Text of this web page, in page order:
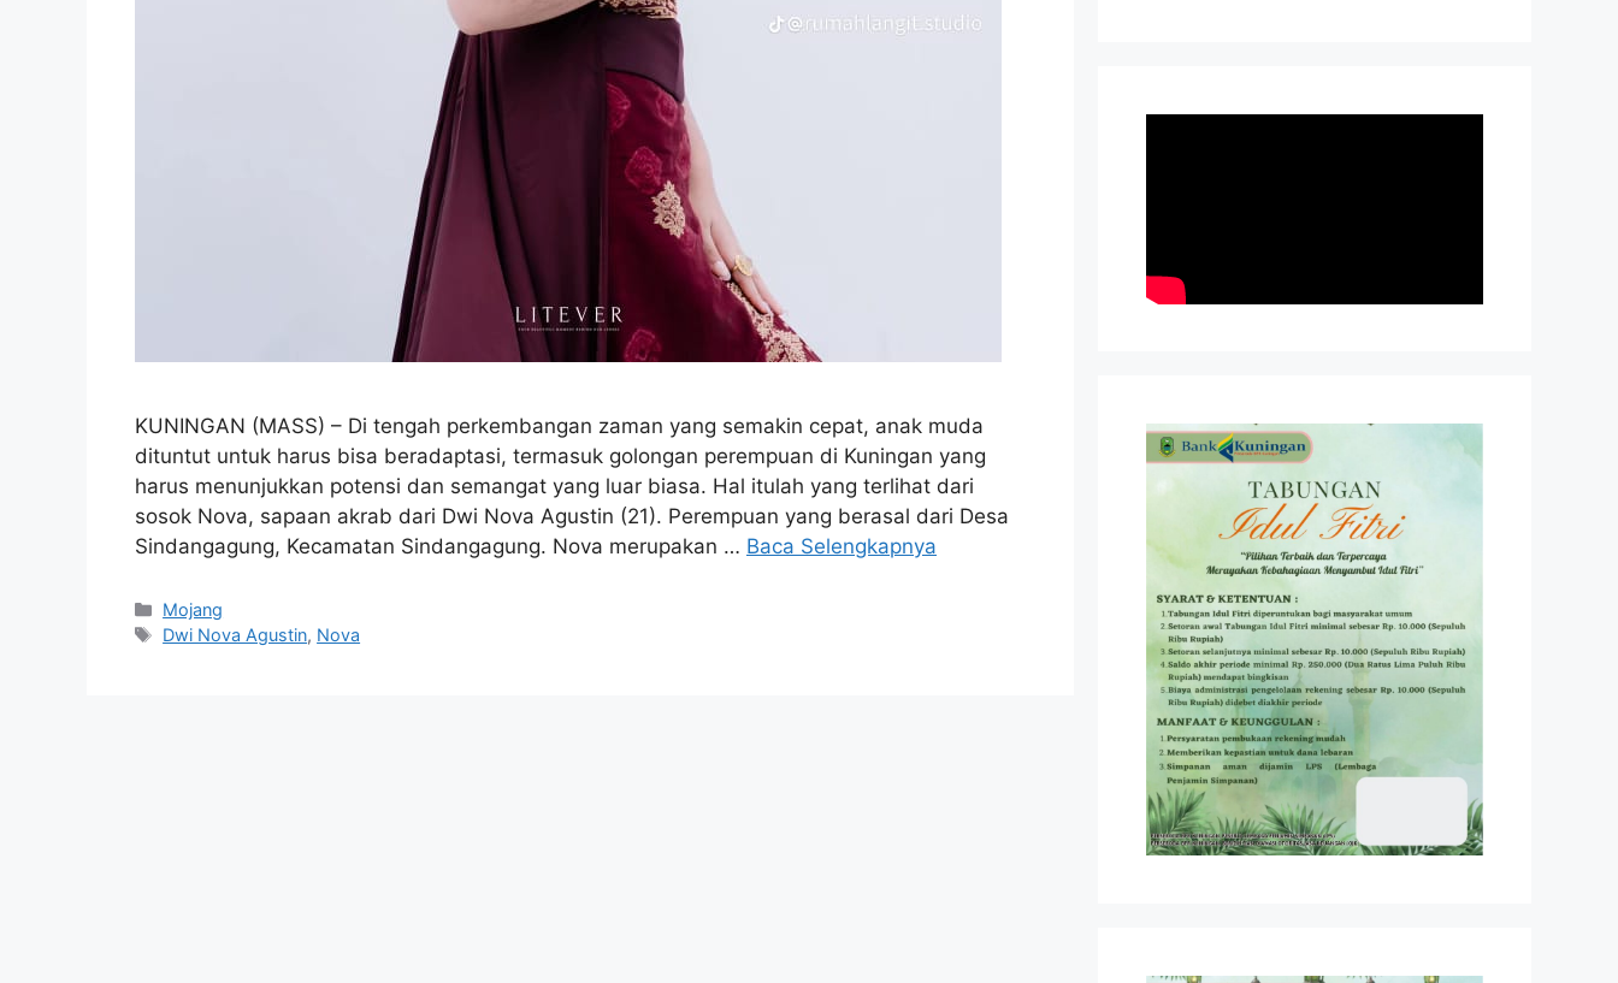
KUNINGAN (MASS) – Di tengah perkembangan zaman yang semakin cepat, anak muda
dituntut untuk harus bisa beradaptasi, termasuk golongan perempuan di Kuningan yang
harus menunjukkan potensi dan semangat yang luar biasa. Hal itulah yang terlihat dari
sosok Nova, sapaan akrab dari Dwi Nova Agustin (21). Perempuan yang berasal dari Desa
Sindangagung, Kecamatan Sindangagung. Nova merupakan … Baca Selengkapnya
Kategori
Mojang
Tag
Dwi Nova Agustin, Nova